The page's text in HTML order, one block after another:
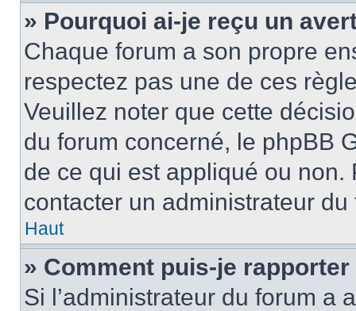
» Pourquoi ai-je reçu un
Chaque forum a son propre
respectez pas une de ces
Veuillez noter que cette
du forum concerné, le phpBB
de ce qui est appliqué ou non.
contacter un administrateur du
Haut
» Comment puis-je
Si l’administrateur du forum a